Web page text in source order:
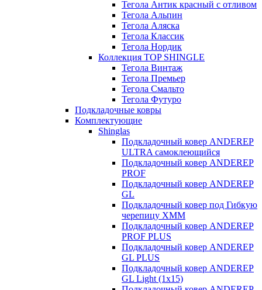
Тегола Антик красный с отливом
Тегола Альпин
Тегола Аляска
Тегола Классик
Тегола Нордик
Коллекция TOP SHINGLE
Тегола Винтаж
Тегола Премьер
Тегола Смальто
Тегола Футуро
Подкладочные ковры
Комплектующие
Shinglas
Подкладочный ковер ANDEREP
ULTRA самоклеющийся
Подкладочный ковер ANDEREP
PROF
Подкладочный ковер ANDEREP
GL
Подкладочный ковер под Гибкую
черепицу ХММ
Подкладочный ковер ANDEREP
PROF PLUS
Подкладочный ковер ANDEREP
GL PLUS
Подкладочный ковер ANDEREP
GL Light (1х15)